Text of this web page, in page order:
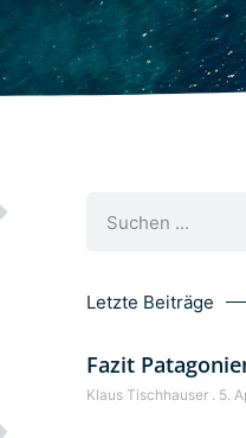
Letzte Beiträge
Fazit
Klaus Tischhauser 5.